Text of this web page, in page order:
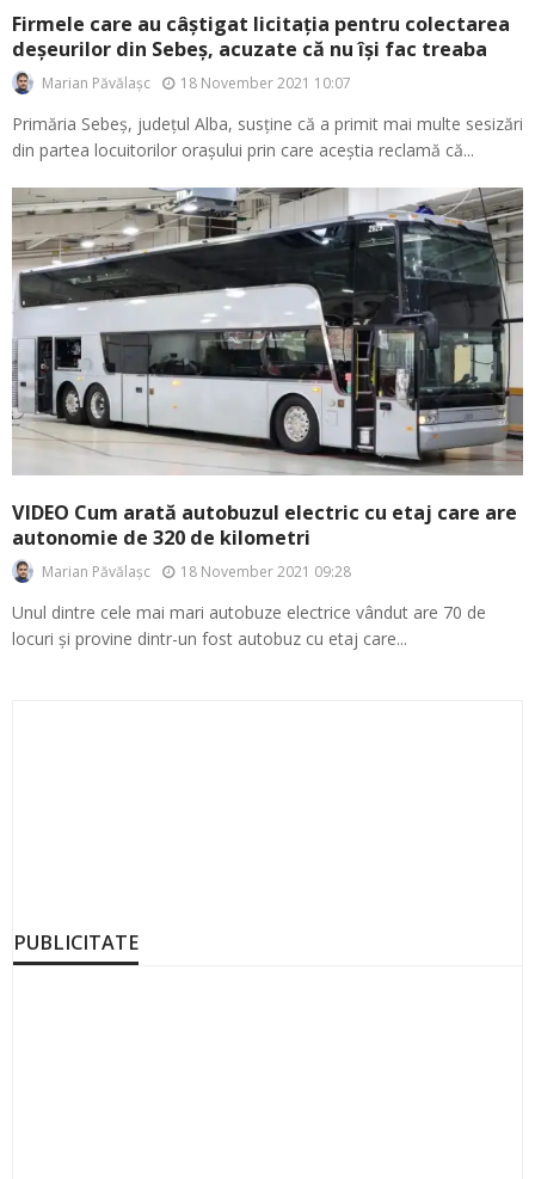
Firmele care au câștigat licitația pentru colectarea
deșeurilor din Sebeș, acuzate că nu își fac treaba
Marian Păvălașc 18 November 2021 10:07
Primăria Sebeș, județul Alba, susține că a primit mai multe sesizări
din partea locuitorilor orașului prin care aceștia reclamă că...
VIDEO Cum arată autobuzul electric cu etaj care are
autonomie de 320 de kilometri
Marian Păvălașc 18 November 2021 09:28
Unul dintre cele mai mari autobuze electrice vândut are 70 de
locuri și provine dintr-un fost autobuz cu etaj care...
PUBLICITATE